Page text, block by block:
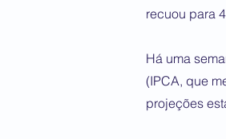
recuou para
Há uma
(IPCA, que
projeções